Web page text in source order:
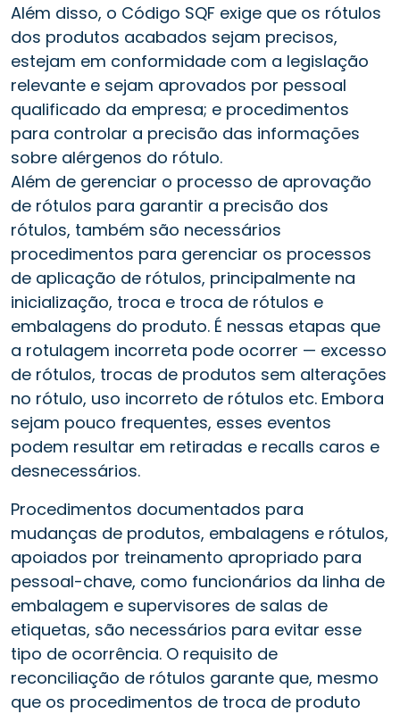
Além disso, o Código SQF exige que os rótulos
dos produtos acabados sejam precisos,
estejam em conformidade com a legislação
relevante e sejam aprovados por pessoal
qualificado da empresa; e procedimentos
para controlar a precisão das informações
sobre alérgenos do rótulo.
Além de gerenciar o processo de aprovação
de rótulos para garantir a precisão dos
rótulos, também são necessários
procedimentos para gerenciar os processos
de aplicação de rótulos, principalmente na
inicialização, troca e troca de rótulos e
embalagens do produto. É nessas etapas que
a rotulagem incorreta pode ocorrer — excesso
de rótulos, trocas de produtos sem alterações
no rótulo, uso incorreto de rótulos etc. Embora
sejam pouco frequentes, esses eventos
podem resultar em retiradas e recalls caros e
desnecessários.
Procedimentos documentados para
mudanças de produtos, embalagens e rótulos,
apoiados por treinamento apropriado para
pessoal-chave, como funcionários da linha de
embalagem e supervisores de salas de
etiquetas, são necessários para evitar esse
tipo de ocorrência. O requisito de
reconciliação de rótulos garante que, mesmo
que os procedimentos de troca de produto